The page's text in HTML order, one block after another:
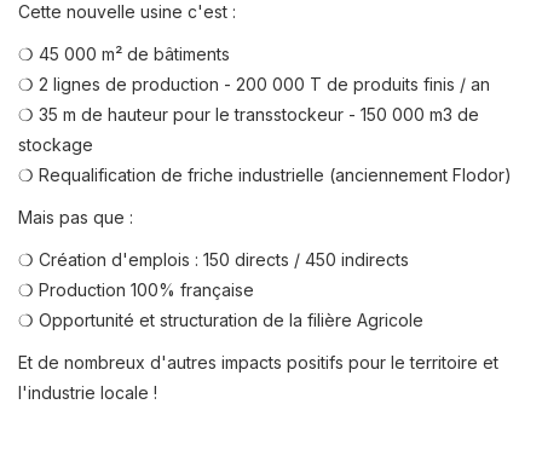
Cette nouvelle usine c'est :
❍ 45 000 m² de bâtiments
❍ 2 lignes de production - 200 000 T de produits finis / an
❍ 35 m de hauteur pour le transstockeur - 150 000 m3 de
stockage
❍ Requalification de friche industrielle (anciennement Flodor)
Mais pas que :
❍ Création d'emplois : 150 directs / 450 indirects
❍ Production 100% française
❍ Opportunité et structuration de la filière Agricole
Et de nombreux d'autres impacts positifs pour le territoire et
l'industrie locale !